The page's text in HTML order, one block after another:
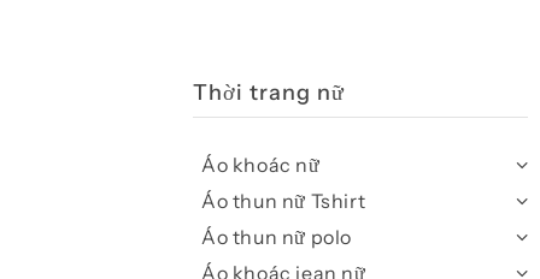
Thời trang nữ
Áo khoác nữ
Áo thun nữ Tshirt
Áo thun nữ polo
Áo khoác jean nữ